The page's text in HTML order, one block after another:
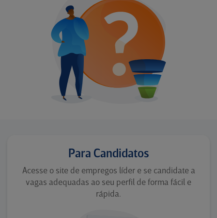
Para Candidatos
Acesse o site de empregos líder e se candidate a
vagas adequadas ao seu perfil de forma fácil e
rápida.